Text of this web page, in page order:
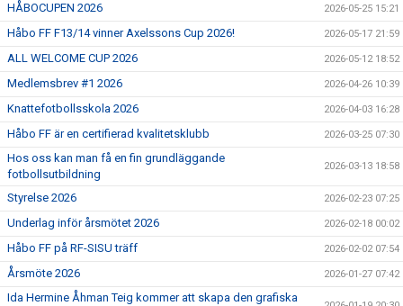
HÅBOCUPEN 2026 2026-05-25 15:21
Håbo FF F13/14 vinner Axelssons Cup 2026! 2026-05-17 21:59
ALL WELCOME CUP 2026 2026-05-12 18:52
Medlemsbrev #1 2026 2026-04-26 10:39
Knattefotbollsskola 2026 2026-04-03 16:28
Håbo FF är en certifierad kvalitetsklubb 2026-03-25 07:30
Hos oss kan man få en fin grundläggande
fotbollsutbildning
2026-03-13 18:58
Styrelse 2026 2026-02-23 07:25
Underlag inför årsmötet 2026 2026-02-18 00:02
Håbo FF på RF-SISU träff 2026-02-02 07:54
Årsmöte 2026 2026-01-27 07:42
Ida Hermine Åhman Teig kommer att skapa den grafiska